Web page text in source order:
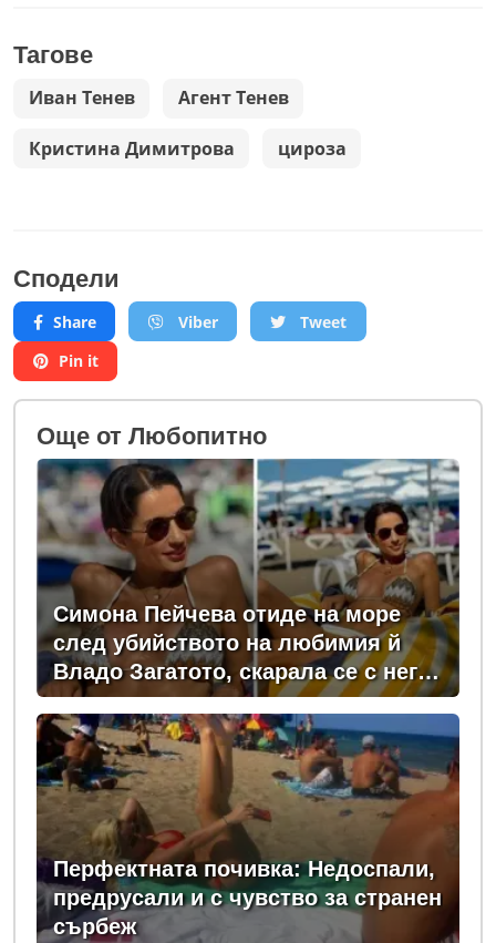
Тагове
Иван Тенев Агент Тенев
Кристина Димитрова цироза
Сподели
Share Viber
Tweet
Pin it
Oще от Любопитно
Симона Пейчева отиде на море
след убийството на любимия й
Владо Загатото, скарала се с него
за пари
Перфектната почивка: Недоспали,
предрусали и с чувство за странен
сърбеж